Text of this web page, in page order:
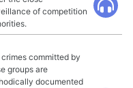
of competition
committed by
groups are
documented